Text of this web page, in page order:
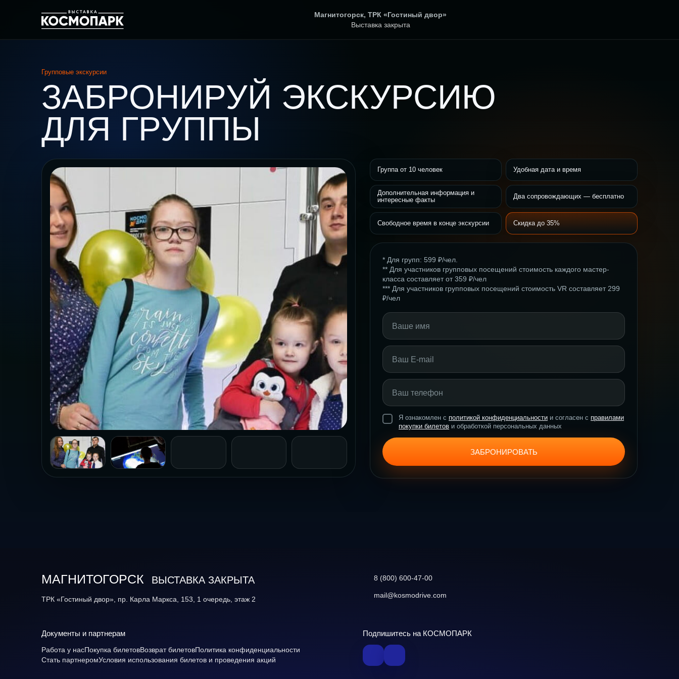
Магнитогорск, ТРК «Гостиный двор»
Выставка закрыта
Групповые экскурсии
ЗАБРОНИРУЙ ЭКСКУРСИЮ
ДЛЯ ГРУППЫ
Фото 1
Группа от 10 человек Удобная дата и время
Дополнительная информация и
интересные факты
Два сопровождающих — бесплатно
Свободное время в конце экскурсии Скидка до 35%
* Для групп: 599 ₽/чел.
** Для участников групповых посещений стоимость каждого мастер-
класса составляет от 359 ₽/чел
*** Для участников групповых посещений стоимость VR составляет 299
₽/чел
Я ознакомлен с политикой конфиденциальности и согласен с правилами
покупки билетов и обработкой персональных данных
ЗАБРОНИРОВАТЬ
МАГНИТОГОРСК ВЫСТАВКА ЗАКРЫТА
ТРК «Гостиный двор», пр. Карла Маркса, 153, 1 очередь, этаж 2
8 (800) 600-47-00
mail@kosmodrive.com
Документы и партнерам
Работа у насПокупка билетовВозврат билетовПолитика конфиденциальности
Стать партнеромУсловия использования билетов и проведения акций
Подпишитесь на КОСМОПАРК